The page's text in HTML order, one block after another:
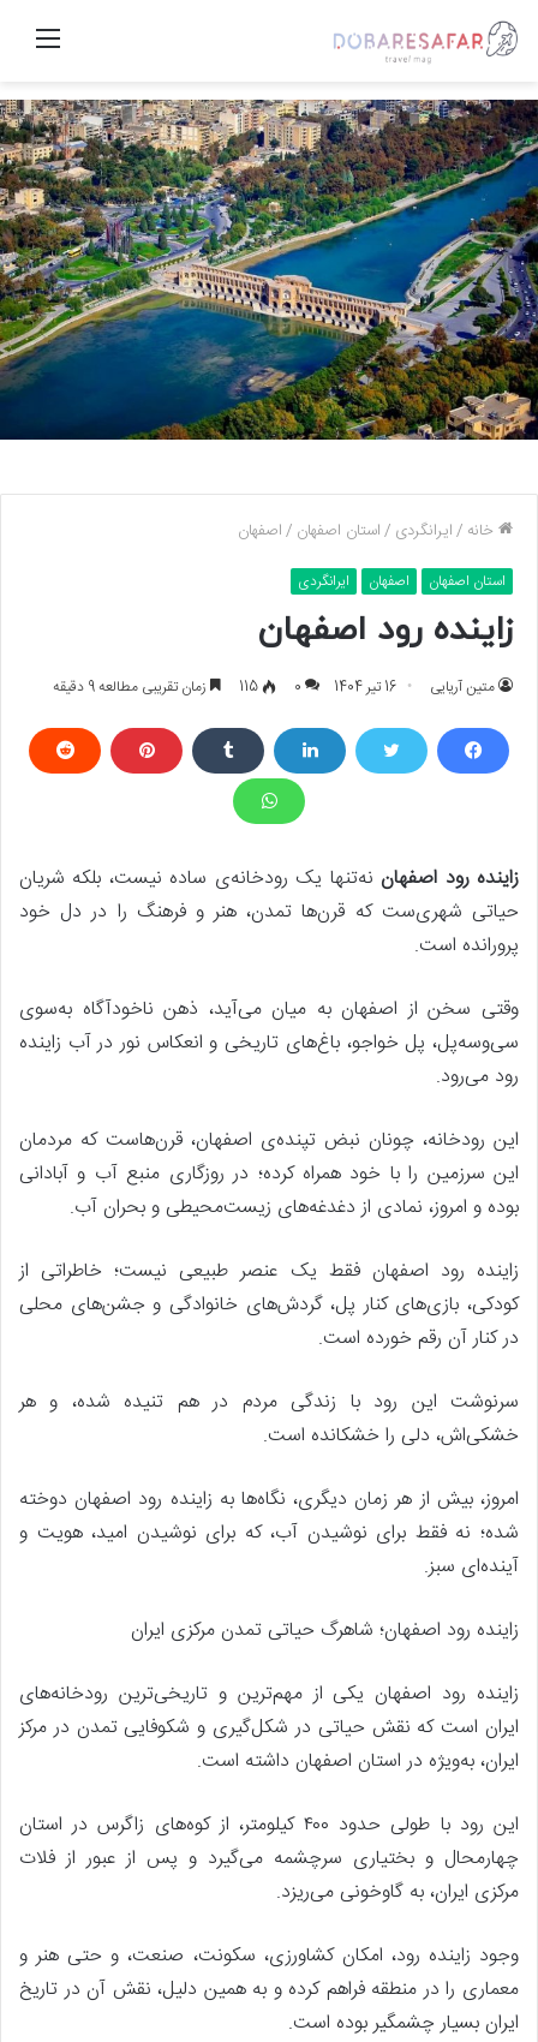
منو
خانه /ایرانگردی /استان اصفهان /اصفهان
استان اصفهان اصفهان ایرانگردی
زاینده رود اصفهان
متین آریایی 16 تیر 1404 0
115 زمان تقریبی مطالعه 9 دقیقه
زاینده رود اصفهان نه‌تنها یک رودخانه‌ی ساده نیست، بلکه شریان
حیاتی شهری‌ست که قرن‌ها تمدن، هنر و فرهنگ را در دل خود
پرورانده است.
وقتی سخن از اصفهان به میان می‌آید، ذهن ناخودآگاه به‌سوی
سی‌وسه‌پل، پل خواجو، باغ‌های تاریخی و انعکاس نور در آب زاینده
رود می‌رود.
این رودخانه، چونان نبض تپنده‌ی اصفهان، قرن‌هاست که مردمان
این سرزمین را با خود همراه کرده؛ در روزگاری منبع آب و آبادانی
بوده و امروز، نمادی از دغدغه‌های زیست‌محیطی و بحران آب.
زاینده رود اصفهان فقط یک عنصر طبیعی نیست؛ خاطراتی از
کودکی، بازی‌های کنار پل، گردش‌های خانوادگی و جشن‌های محلی
در کنار آن رقم خورده است.
سرنوشت این رود با زندگی مردم در هم تنیده شده، و هر
خشکی‌اش، دلی را خشکانده است.
امروز، بیش از هر زمان دیگری، نگاه‌ها به زاینده رود اصفهان دوخته
شده؛ نه فقط برای نوشیدن آب، که برای نوشیدن امید، هویت و
آینده‌ای سبز.
زاینده رود اصفهان؛ شاهرگ حیاتی تمدن مرکزی ایران
زاینده رود اصفهان یکی از مهم‌ترین و تاریخی‌ترین رودخانه‌های
ایران است که نقش حیاتی در شکل‌گیری و شکوفایی تمدن در مرکز
ایران، به‌ویژه در استان اصفهان داشته است.
این رود با طولی حدود ۴۰۰ کیلومتر، از کوه‌های زاگرس در استان
چهارمحال و بختیاری سرچشمه می‌گیرد و پس از عبور از فلات
مرکزی ایران، به گاوخونی می‌ریزد.
وجود زاینده رود، امکان کشاورزی، سکونت، صنعت، و حتی هنر و
معماری را در منطقه فراهم کرده و به همین دلیل، نقش آن در تاریخ
ایران بسیار چشمگیر بوده است.